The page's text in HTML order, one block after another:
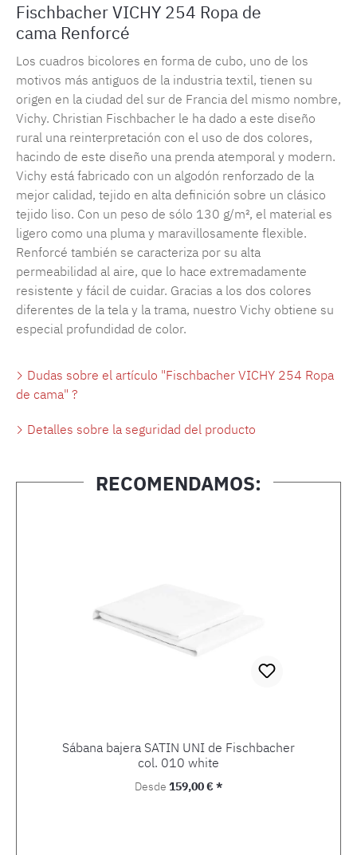
Fischbacher VICHY 254 Ropa de
cama Renforcé
Los cuadros bicolores en forma de cubo, uno de los
motivos más antiguos de la industria textil, tienen su
origen en la ciudad del sur de Francia del mismo nombre,
Vichy. Christian Fischbacher le ha dado a este diseño
rural una reinterpretación con el uso de dos colores,
hacindo de este diseño una prenda atemporal y modern.
Vichy está fabricado con un algodón renforzado de la
mejor calidad, tejido en alta definición sobre un clásico
tejido liso. Con un peso de sólo 130 g/m², el material es
ligero como una pluma y maravillosamente flexible.
Renforcé también se caracteriza por su alta
permeabilidad al aire, que lo hace extremadamente
resistente y fácil de cuidar. Gracias a los dos colores
diferentes de la tela y la trama, nuestro Vichy obtiene su
especial profundidad de color.
Dudas sobre el artículo "Fischbacher VICHY 254 Ropa
de cama" ?
Detalles sobre la seguridad del producto
RECOMENDAMOS:
Sábana bajera SATIN UNI de Fischbacher
col. 010 white
Precio normal:
Desde 159,00 € *